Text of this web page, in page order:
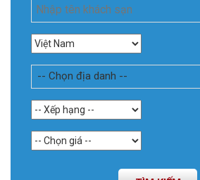
-- Chọn địa danh --